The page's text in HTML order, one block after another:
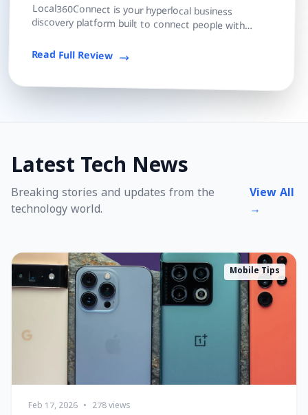
Local360Connect is your hyperlocal business
discovery platform built to connect people with
Read Full Review
Latest Tech News
Breaking stories and updates from the
technology world.
View All
→
Mobile Tips
Feb 17, 2026 • 278 views